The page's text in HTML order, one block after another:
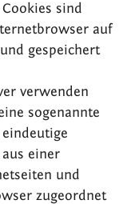
sind
auf
gespeichert
verwenden
sogenannte
einer
und
zugeordnet